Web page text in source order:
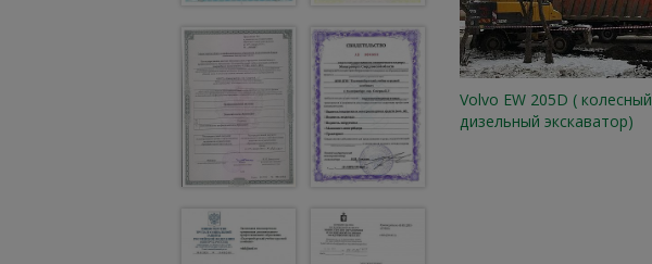
Volvo EW 205D ( колесный
дизельный экскаватор)